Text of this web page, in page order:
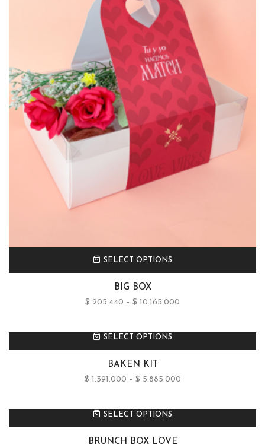
SELECT OPTIONS
BIG BOX
$ 205.440 – $ 10.165.000
SELECT OPTIONS
BAKEN KIT
$ 1.391.000 – $ 5.885.000
SELECT OPTIONS
BRUNCH BOX LOVE